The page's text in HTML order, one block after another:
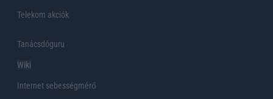
Telekom akciók
Tanácsdóguru
Wiki
Internet sebességmérő